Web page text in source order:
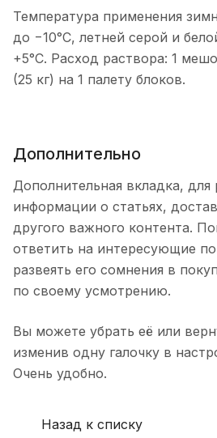
Температура применения
до −10°C, летней серой и
+5°C. Расход раствора: 1
(25 кг) на 1 палету блоков.
Дополнительно
Дополнительная вкладка, для
информации о статьях,
другого важного контента.
ответить на интересующие
развеять его сомнения в
по своему усмотрению.
Вы можете убрать её или
изменив одну галочку в
Очень удобно.
Назад к списку